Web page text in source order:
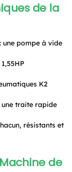
de la
pompe à vide
K2
traite rapide
résistants et
de